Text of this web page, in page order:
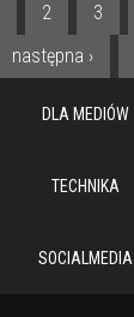
2 3
następna ›
DLA MEDIÓW
TECHNIKA
SOCIALMEDIA